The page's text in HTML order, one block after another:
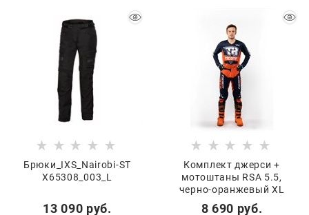
Брюки_IXS_Nairobi-ST
X65308_003_L
13 090 руб.
Комплект джерси +
мотоштаны RSA 5.5,
черно-оранжевый XL
8 690 руб.